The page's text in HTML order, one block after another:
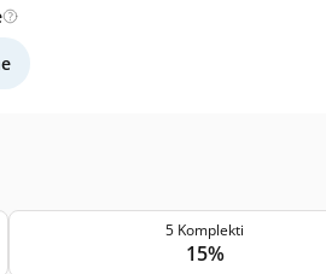
5 Komplekti
15%